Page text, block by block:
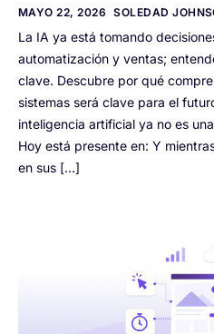
MAYO 22, 2026 SOLEDAD
La IA ya está tomando
automatización y ventas;
clave. Descubre por qué
sistemas será clave para el
inteligencia artificial ya no es
Hoy está presente en: Y
en sus […]